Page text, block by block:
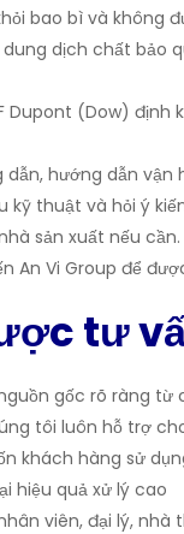
bao bì và không
dịch chất bảo
Dupont (Dow) định
hướng dẫn vận
kỹ thuật và hỏi ý
sản xuất nếu cần.
An Vi Group để
tư
gốc rõ ràng từ
tôi luôn hỗ trợ
khách hàng sử
hiệu quả xử lý cao
viên, đại lý, nhà